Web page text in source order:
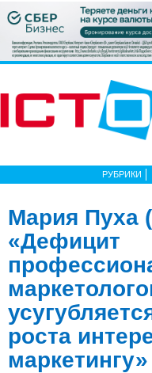
РУБРИКИ
Мария Пуха
«Дефицит
роста
маркетингу»